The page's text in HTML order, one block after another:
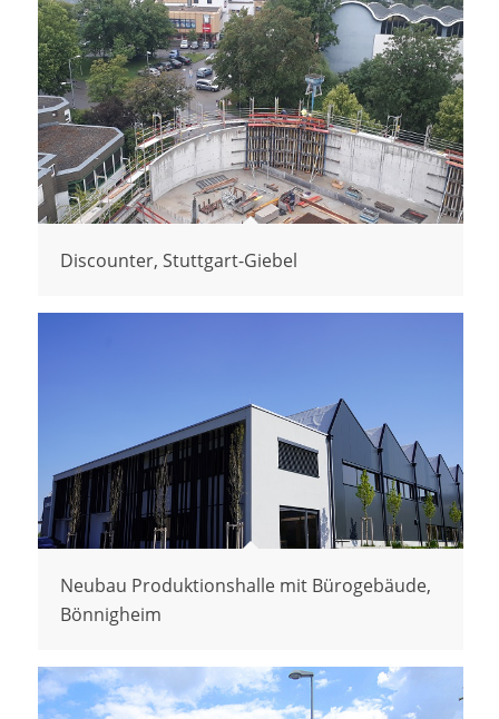
Discounter, Stuttgart-Giebel
Neubau Produktionshalle mit Bürogebäude,
Bönnigheim